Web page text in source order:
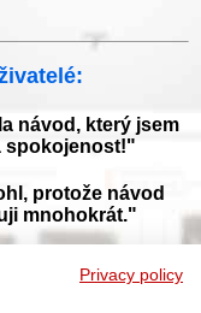
návod, který jsem
spokojenost!"
protože návod
mnohokrát."
Privacy policy